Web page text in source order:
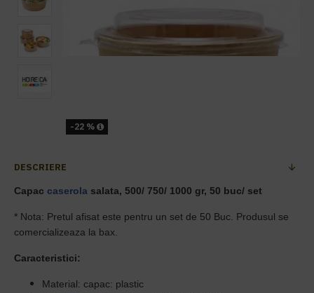
-22 %
DESCRIERE
Capac caserola salata, 500/ 750/ 1000 gr, 50 buc/ set
* Nota: Pretul afisat este pentru un set de 50 Buc. Produsul se
comercializeaza la bax.
Caracteristici:
Material: capac: plastic